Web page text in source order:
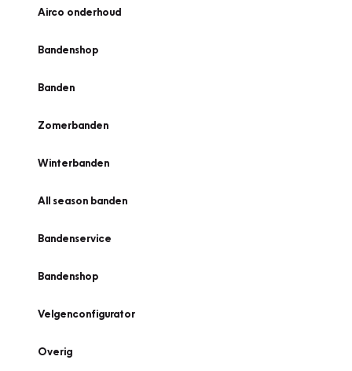
Airco onderhoud
Bandenshop
Banden
Zomerbanden
Winterbanden
All season banden
Bandenservice
Bandenshop
Velgenconfigurator
Overig